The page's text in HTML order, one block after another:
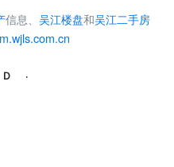
信息、 吴江楼盘和吴江二手房
m.wjls.com.cn
Ｄ ·